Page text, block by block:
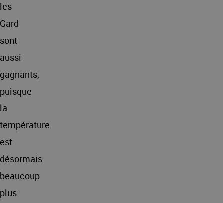
les
Gard
sont
aussi
gagnants,
puisque
la
température
est
désormais
beaucoup
plus